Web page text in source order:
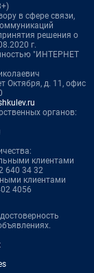
в сфере связи,
решения о
г.
"ИНТЕРНЕТ
Октября, д. 11, офис
органов:
клиентами
640 34 32
клиентами
4056